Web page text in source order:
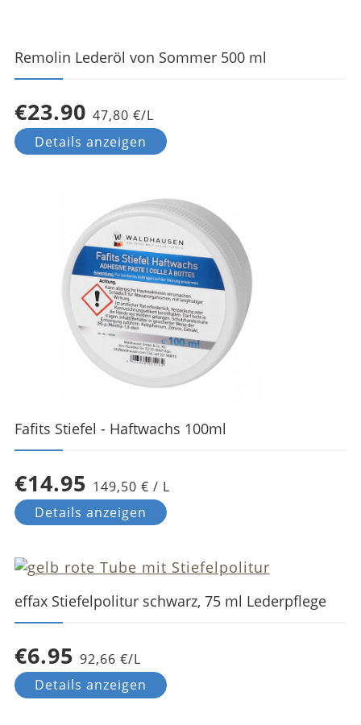
Remolin Lederöl von Sommer 500 ml
€23.90 47,80 €/L
Details anzeigen
Fafits Stiefel - Haftwachs 100ml
€14.95 149,50 € / L
Details anzeigen
effax Stiefelpolitur schwarz, 75 ml Lederpflege
€6.95 92,66 €/L
Details anzeigen